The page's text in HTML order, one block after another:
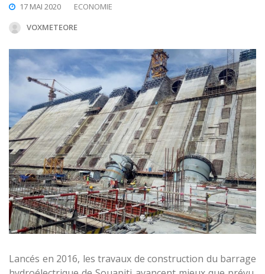
17 MAI 2020
ECONOMIE
VOXMETEORE
Lancés en 2016, les travaux de construction du barrage